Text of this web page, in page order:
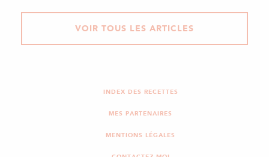
VOIR TOUS LES ARTICLES
INDEX DES RECETTES
MES PARTENAIRES
MENTIONS LÉGALES